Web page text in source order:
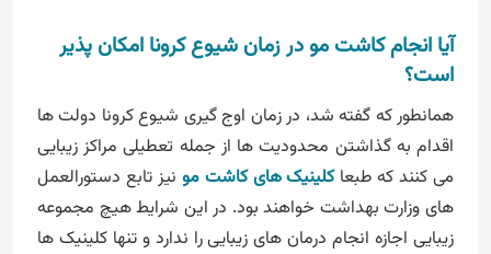
آیا انجام کاشت مو در زمان شیوع کرونا امکان پذیر
است؟
همانطور که گفته شد، در زمان اوج گیری شیوع کرونا دولت ها
اقدام به گذاشتن محدودیت ها از جمله تعطیلی مراکز زیبایی
می کنند که طبعاکلینیک های کاشت مو نیز تابع دستورالعمل
های وزارت بهداشت خواهند بود. در این شرایط هیچ مجموعه
زیبایی اجازه انجام درمان های زیبایی را ندارد و تنها کلینیک ها